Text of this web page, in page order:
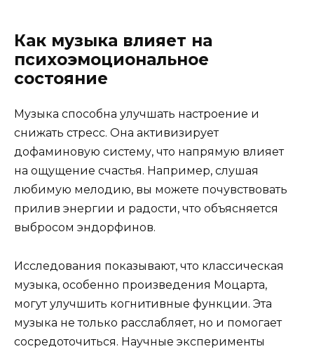
Как музыка влияет на
психоэмоциональное
состояние
Музыка способна улучшать настроение и
снижать стресс. Она активизирует
дофаминовую систему, что напрямую влияет
на ощущение счастья. Например, слушая
любимую мелодию, вы можете почувствовать
прилив энергии и радости, что объясняется
выбросом эндорфинов.
Исследования показывают, что классическая
музыка, особенно произведения Моцарта,
могут улучшить когнитивные функции. Эта
музыка не только расслабляет, но и помогает
сосредоточиться. Научные эксперименты